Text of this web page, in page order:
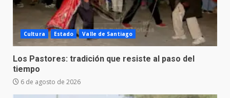
Cultura Estado Valle de Santiago
Los Pastores: tradición que resiste al paso del
tiempo
6 de agosto de 2026